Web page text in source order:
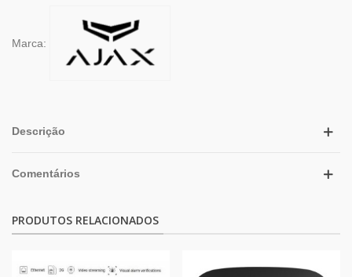
Marca:
Descrição
Comentários
PRODUTOS RELACIONADOS